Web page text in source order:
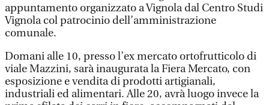
appuntamento organizzato a Vignola dal Centro Studi
Vignola col patrocinio dell’amministrazione
comunale.
Domani alle 10, presso l’ex mercato ortofrutticolo di
viale Mazzini, sarà inaugurata la Fiera Mercato, con
esposizione e vendita di prodotti artigianali,
industriali ed alimentari. Alle 20, avrà luogo invece la